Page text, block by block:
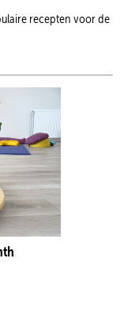
recepten voor de